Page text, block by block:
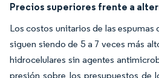
Precios superiores frente a
Los costos unitarios de las
siguen siendo de 5 a 7 veces más
hidrocelulares sin agentes
presión sobre los presupuestos de